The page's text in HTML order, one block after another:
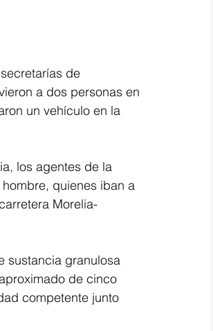
de
a dos personas en
un vehículo en la
los agentes de la
quienes iban a
Morelia-
sustancia granulosa
de cinco
competente junto